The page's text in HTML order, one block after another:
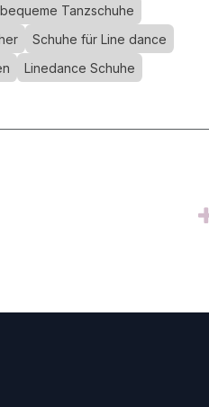
bequeme Tanzschuhe
Schuhe für Line dance
Linedance Schuhe